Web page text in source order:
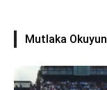
Mutlaka Okuyun